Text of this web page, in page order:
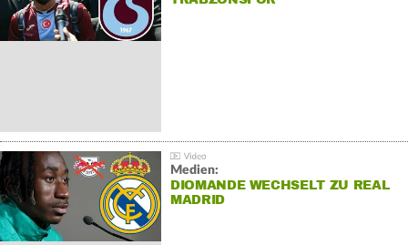
Medien:
DIOMANDE WECHSELT ZU REAL
MADRID